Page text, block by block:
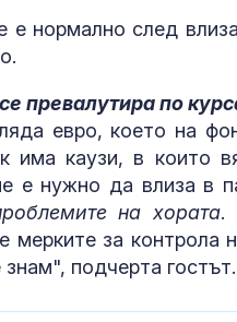
е нормално след
превалутира по
евро, което на
има каузи, в които
е нужно да влиза в
на хората.
мерките за
подчерта гостът.